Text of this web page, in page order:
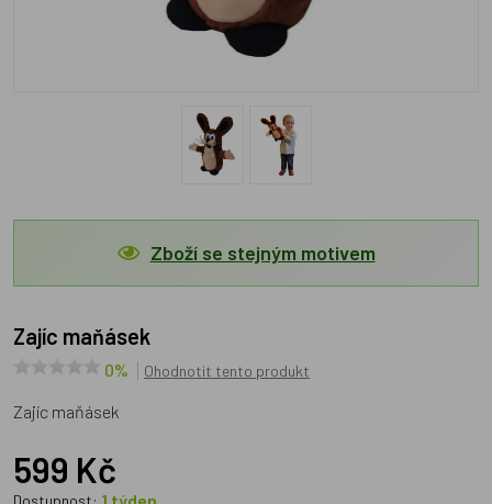
Zboží se stejným motivem
Zajíc maňásek
0% Ohodnotit tento produkt
Zajíc maňásek
599 Kč
Dostupnost: